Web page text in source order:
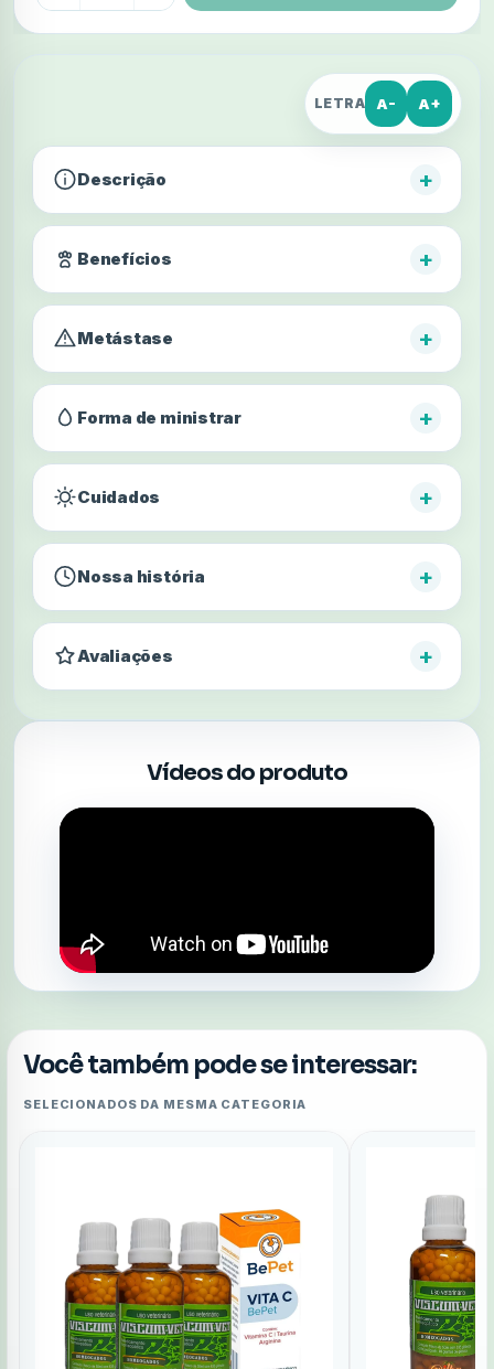
LETRA A- A+
Descrição +
Benefícios +
Metástase +
Forma de ministrar +
Cuidados +
Nossa história +
Avaliações +
Vídeos do produto
Você também pode se interessar:
SELECIONADOS DA MESMA CATEGORIA